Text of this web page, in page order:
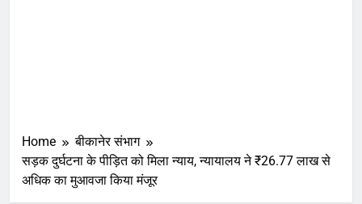
Home
बीकानेर संभाग
सड़क दुर्घटना के पीड़ित को मिला न्याय, न्यायालय ने ₹26.77 लाख से
अधिक का मुआवजा किया मंजूर